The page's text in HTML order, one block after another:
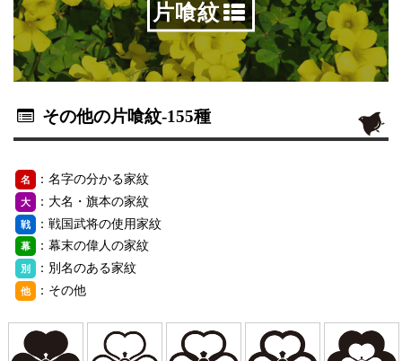
片喰紋
その他の片喰紋-155種
名 ：名字の分かる家紋
大 ：大名・旗本の家紋
戦 ：戦国武将の使用家紋
幕 ：幕末の偉人の家紋
別 ：別名のある家紋
他 ：その他